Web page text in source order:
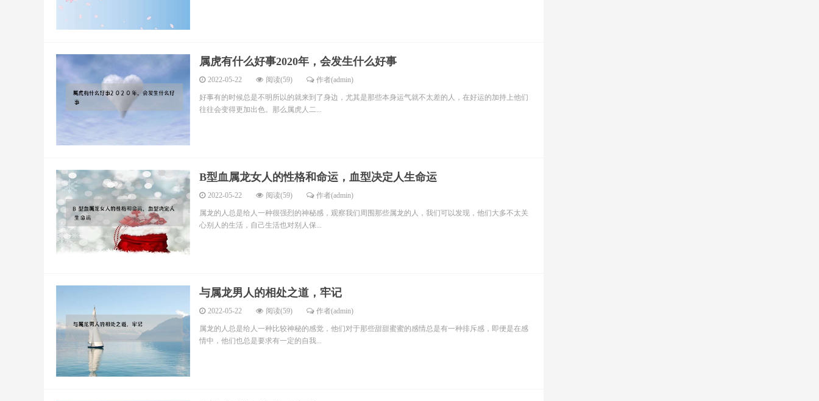
属虎有什么好事2020年，会发生什么好事
2022-05-22 阅读(59) 作者(admin)
好事有的时候总是不明所以的就来到了身边，尤其是那些本身运气就不太差的人，在好运的加持上他们
往往会变得更加出色。那么属虎人二...
B型血属龙女人的性格和命运，血型决定人生命运
2022-05-22 阅读(59) 作者(admin)
属龙的人总是给人一种很强烈的神秘感，观察我们周围那些属龙的人，我们可以发现，他们大多不太关
心别人的生活，自己生活也对别人保...
与属龙男人的相处之道，牢记
2022-05-22 阅读(59) 作者(admin)
属龙的人总是给人一种比较神秘的感觉，他们对于那些甜甜蜜蜜的感情总是有一种排斥感，即便是在感
情中，他们也总是要求有一定的自我...